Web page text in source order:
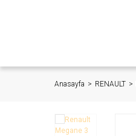
Anasayfa RENAULT